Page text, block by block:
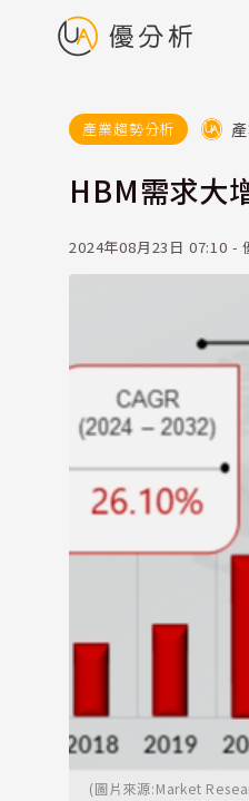
產業趨勢分析
HBM需求大
2024年08月23日 07:10 -
(圖片來源:Market